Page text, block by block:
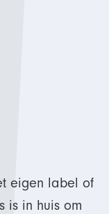
eigen label of
is in huis om